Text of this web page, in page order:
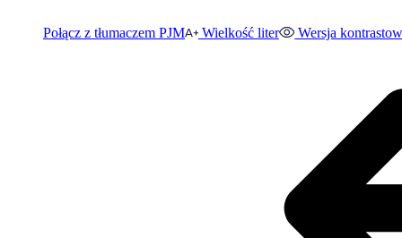
Połącz z tłumaczem PJM Wielkość liter Wersja